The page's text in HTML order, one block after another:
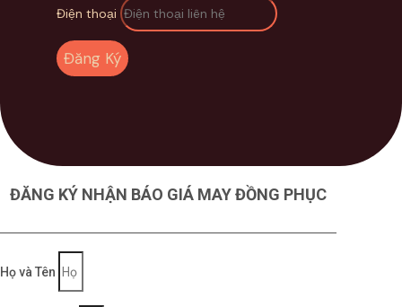
Điện thoại
Đăng Ký
ĐĂNG KÝ NHẬN BÁO GIÁ MAY ĐỒNG PHỤC
Họ và Tên